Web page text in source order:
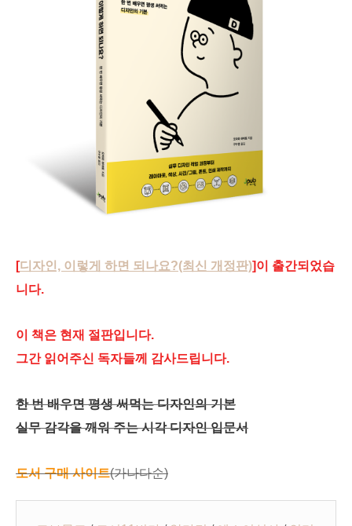
[디자인, 이렇게 하면 되나요?(최신 개정판)]이 출간되었습
니다.
이 책은 현재 절판입니다.
그간 읽어주신 독자들께 감사드립니다.
한 번 배우면 평생 써먹는 디자인의 기본
실무 감각을 깨워 주는 시각 디자인 입문서
도서 구매 사이트(가나다순)